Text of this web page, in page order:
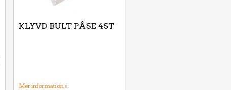
KLYVD BULT PÅSE 4ST
Mer information »